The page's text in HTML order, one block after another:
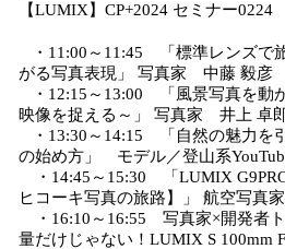
【LUMIX】CP+2024 セミナー0224
・11:00～11:45 「標準レンズで
がる写真表現」 写真家 中藤 毅彦
・12:15～13:00 「風景写真を動
映像を捉える～」 写真家 井上 卓
・13:30～14:15 「自然の魅力を
の始め方」 モデル／登山系
・14:45～15:30 「LUMIX
ヒコーキ写真の旅路】」 航空写
・16:10～16:55 写真家×開発者
量だけじゃない！LUMIX S 100mm